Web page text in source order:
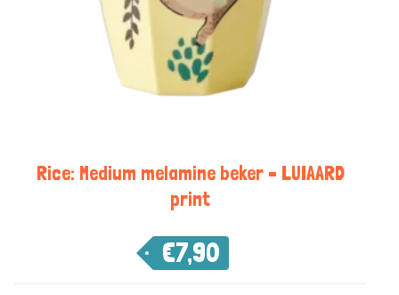
Rice: Medium melamine beker – LUIAARD
print
€7,90